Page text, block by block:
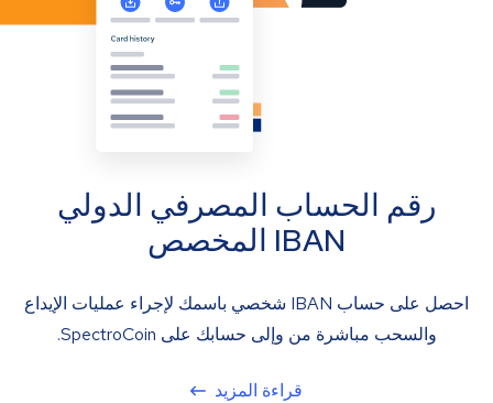
رقم الحساب المصرفي الدولي
IBAN المخصص
احصل على حساب IBAN شخصي باسمك لإجراء عمليات الإيداع
والسحب مباشرة من وإلى حسابك على SpectroCoin.
قراءة المزيد